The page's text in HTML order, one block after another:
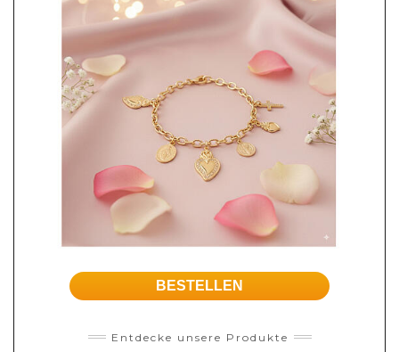
BESTELLEN
Entdecke unsere Produkte